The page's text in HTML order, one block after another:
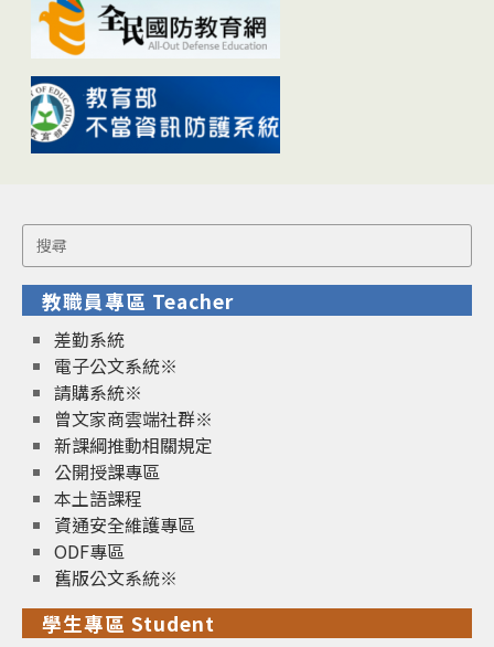
Search
for:
教職員專區 Teacher
差勤系統
電子公文系統※
請購系統※
曾文家商雲端社群※
新課綱推動相關規定
公開授課專區
本土語課程
資通安全維護專區
ODF專區
舊版公文系統※
學生專區 Student